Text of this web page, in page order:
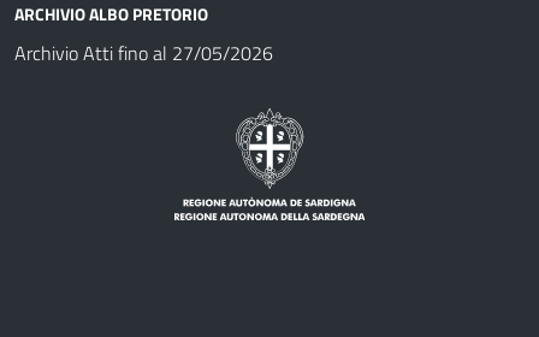
ARCHIVIO ALBO PRETORIO
Archivio Atti fino al 27/05/2026